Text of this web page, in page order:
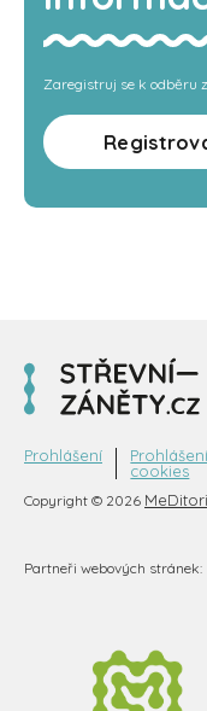
Zaregistruj se k odběru
Copyright © 2026
Prohlášení
cookies
Partneři webových